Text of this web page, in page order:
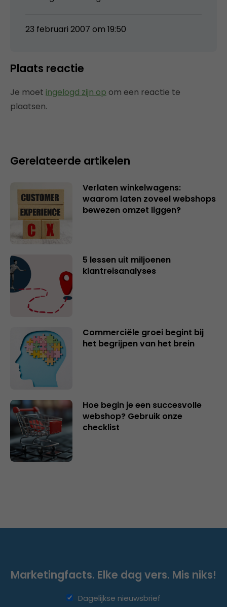
23 februari 2007 om 19:50
Plaats reactie
Je moet ingelogd zijn op om een reactie te
plaatsen.
Gerelateerde artikelen
Verlaten winkelwagens:
waarom laten zoveel webshops
bewezen omzet liggen?
5 lessen uit miljoenen
klantreisanalyses
Commerciële groei begint bij
het begrijpen van het brein
Hoe begin je een succesvolle
webshop? Gebruik onze
checklist
Marketingfacts. Elke dag vers. Mis niks!
Dagelijkse nieuwsbrief